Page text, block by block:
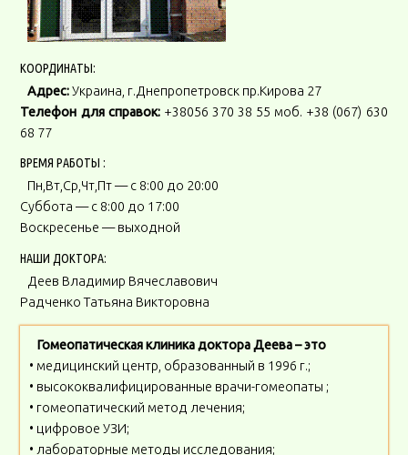
КООРДИНАТЫ:
Адрес:Украина, г.Днепропетровск пр.Кирова 27
Телефон для справок:+38056 370 38 55 моб. +38 (067) 630
68 77
ВРЕМЯ РАБОТЫ :
Пн,Вт,Ср,Чт,Пт — с 8:00 до 20:00
Суббота — с 8:00 до 17:00
Воскресенье — выходной
НАШИ ДОКТОРА:
Деев Владимир Вячеславович
Радченко Татьяна Викторовна
Гомеопатическая клиника доктора Деева – это
• медицинский центр, образованный в 1996 г.;
• высококвалифицированные врачи-гомеопаты ;
• гомеопатический метод лечения;
• цифровое УЗИ;
• лабораторные методы исследования;